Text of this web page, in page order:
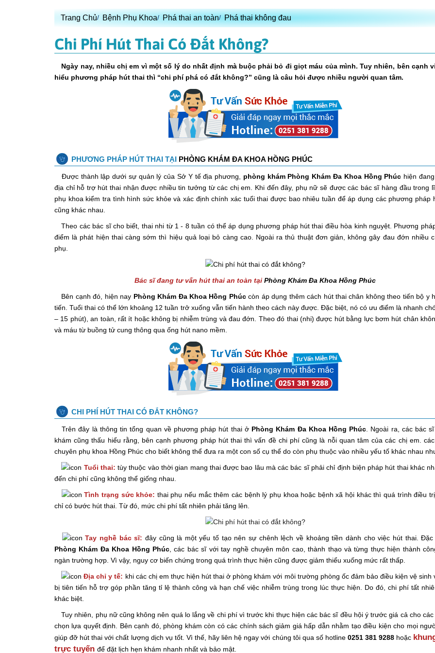
Trang Chủ Bệnh Phụ Khoa Phá thai an toàn Phá thai không đau
Chi Phí Hút Thai Có Đắt Không?
Ngày nay, nhiều chị em vì một số lý do nhất định mà buộc phải bỏ đi giọt máu của mình. Tuy nhiên, bên cạnh
hiểu phương pháp hút thai thì “chi phí phá có đắt không?” cũng là câu hỏi được nhiều người quan tâm.
PHƯƠNG PHÁP HÚT THAI TẠI PHÒNG KHÁM ĐA KHOA HỒNG PHÚC
Được thành lập dưới sự quản lý của Sở Y tế địa phương, phòng khám Phòng Khám Đa Khoa Hồng Phúc hiện
địa chỉ hỗ trợ hút thai nhận được nhiều tin tưởng từ các chị em. Khi đến đây, phụ nữ sẽ được các bác sĩ hàng đầu trong
phụ khoa kiểm tra tình hình sức khỏe và xác định chính xác tuổi thai được bao nhiêu tuần để áp dụng các phương pháp
cũng khác nhau.
Theo các bác sĩ cho biết, thai nhi từ 1 - 8 tuần có thể áp dụng phương pháp hút thai điều hòa kinh nguyệt. Phương
điểm là phát hiện thai càng sớm thì hiệu quả loại bỏ càng cao. Ngoài ra thủ thuật đơn giản, không gây đau đớn nhiều
phụ.
Bác sĩ đang tư vấn hút thai an toàn tạiPhòng Khám Đa Khoa Hồng Phúc
Bên cạnh đó, hiện nay Phòng Khám Đa Khoa Hồng Phúccòn áp dụng thêm cách hút thai chân không theo tiến bộ y
tiến. Tuổi thai có thể lớn khoảng 12 tuần trở xuống vẫn tiến hành theo cách này được. Đặc biệt, nó có ưu điểm là nhanh
– 15 phút), an toàn, rất ít hoặc không bị nhiễm trùng và đau đớn. Theo đó thai (nhi) được hút bằng lực bơm hút chân
và máu từ buồng tử cung thông qua ống hút nano mềm.
CHI PHÍ HÚT THAI CÓ ĐẮT KHÔNG?
Trên đây là thông tin tổng quan về phương pháp hút thai ở Phòng Khám Đa Khoa Hồng Phúc . Ngoài ra, các bác
khám cũng thấu hiểu rằng, bên cạnh phương pháp hút thai thì vấn đề chi phí cũng là nỗi quan tâm của các chị em.
chuyên phụ khoa Hồng Phúc cho biết không thể đưa ra một con số cụ thể do còn phụ thuộc vào nhiều yếu tố khác nhau
Tuổi thai: tùy thuộc vào thời gian mang thai được bao lâu mà các bác sĩ phải chỉ định biện pháp hút thai khác
đến chi phí cũng không thể giống nhau.
Tình trạng sức khỏe: thai phụ nếu mắc thêm các bệnh lý phụ khoa hoặc bệnh xã hội khác thì quá trình điều
chỉ có bước hút thai. Từ đó, mức chi phí tất nhiên phải tăng lên.
Tay nghề bác sĩ: đây cũng là một yếu tố tạo nên sự chênh lệch về khoảng tiền dành cho việc hút thai.
Phòng Khám Đa Khoa Hồng Phúc , các bác sĩ với tay nghề chuyên môn cao, thành thạo và từng thực hiện thành
ngàn trường hợp. Vì vậy, nguy cơ biến chứng trong quá trình thực hiện cũng được giảm thiểu xuống mức rất thấp.
Địa chỉ y tế: khi các chị em thực hiện hút thai ở phòng khám với môi trường phòng ốc đảm bảo điều kiện vệ sinh
bị tiên tiến hỗ trợ góp phần tăng tỉ lệ thành công và hạn chế việc nhiễm trùng trong lúc thực hiện. Do đó, chi phí tất
khác biệt.
Tuy nhiên, phụ nữ cũng không nên quá lo lắng về chi phí vì trước khi thực hiện các bác sĩ đều hội ý trước giá cả cho các
chọn lựa quyết định. Bên cạnh đó, phòng khám còn có các chính sách giảm giá hấp dẫn nhằm tạo điều kiện cho mọi
giúp đỡ hút thai với chất lượng dịch vụ tốt. Vì thế, hãy liên hệ ngay với chúng tôi qua số hotline0251 381 9288 hoặc
trực tuyến để đặt lịch hẹn khám nhanh nhất và bảo mật.